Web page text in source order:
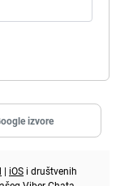
izvore
| iOS i društvenih